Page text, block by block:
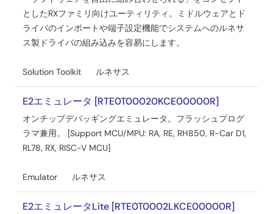
2024年11月5日
ツールニュース－リリース
ウド向け開発支援ツール QE for OTA V2.1.0
PDF
261 KB
English
2024年11月5日
リリースノート
e² studio 2024-10 Release Note
2024年10月22日
ツールニュース－リリース
としたRXファミリ向けユーティリティ。ミドルウェアとド
ライバのインポートや端子設定機能でシステムへのルネサ
ス製ドライバの組み込みを容易にします。
Solution Toolkit ルネサス
E2エミュレータ [RTE0T00020KCE00000R]
オンチップデバッギングエミュレータ。フラッシュプログ
ラマ兼用。 [Support MCU/MPU: RA, RE, RH850, R-Car D1,
RL78, RX, RISC-V MCU]
Emulator ルネサス
E2エミュレータLite [RTE0T0002LKCE00000R]